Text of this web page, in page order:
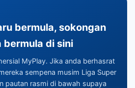
bermula, sokongan
bermula di sini
MyPlay. Jika anda berhasrat
sempena musim Liga Super
pautan rasmi di bawah supaya